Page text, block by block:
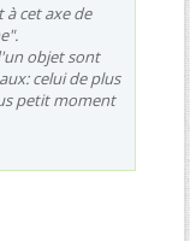
cet axe de
objet sont
celui de plus
petit moment